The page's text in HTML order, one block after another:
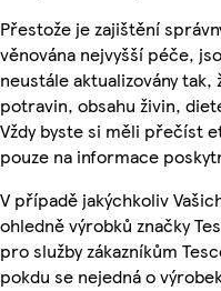
Přestože je zajištění
věnována nejvyšší péče,
neustále aktualizovány
potravin, obsahu živin,
Vždy byste si měli přečíst
pouze na informace
V případě jakýchkoliv
ohledně výrobků značky
pro služby zákazníkům
pokdu se nejedná o